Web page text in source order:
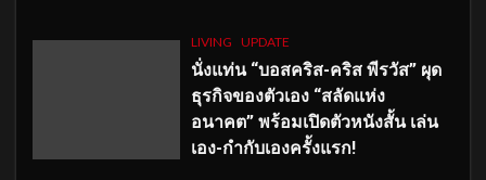
LIVING UPDATE
นั่งแท่น “บอสคริส-คริส พีรวัส” ผุด
ธุรกิจของตัวเอง “สลัดแห่ง
อนาคต” พร้อมเปิดตัวหนังสั้น เล่น
เอง-กำกับเองครั้งแรก!